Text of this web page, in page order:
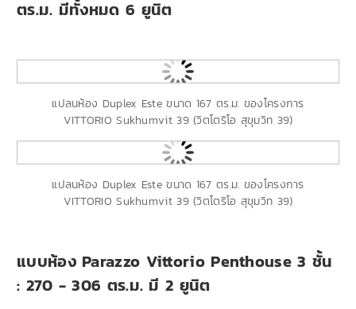
ตร.ม. มีทั้งหมด 6 ยูนิต
แปลนห้อง Duplex Este ขนาด 167 ตร.ม. ของโครงการ
VITTORIO Sukhumvit 39 (วิตโตริโอ สุขุมวิท 39)
แปลนห้อง Duplex Este ขนาด 167 ตร.ม. ของโครงการ
VITTORIO Sukhumvit 39 (วิตโตริโอ สุขุมวิท 39)
แบบห้อง Parazzo Vittorio Penthouse 3 ชั้น
: 270 - 306 ตร.ม. มี 2 ยูนิต